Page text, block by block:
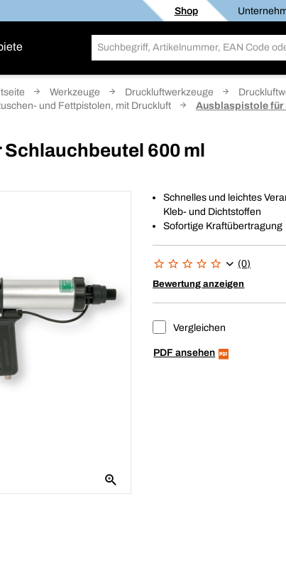
Shop
Werkzeuge Druckluftwerkzeuge
und Fettpistolen, mit Druckluft
Ausblaspistole für
600 ml
Schnelles und leichtes
Kleb- und Dichtstoffen
Sofortige Kraftübertragung
(0)
Bewertung anzeigen
Vergleichen
PDF ansehen